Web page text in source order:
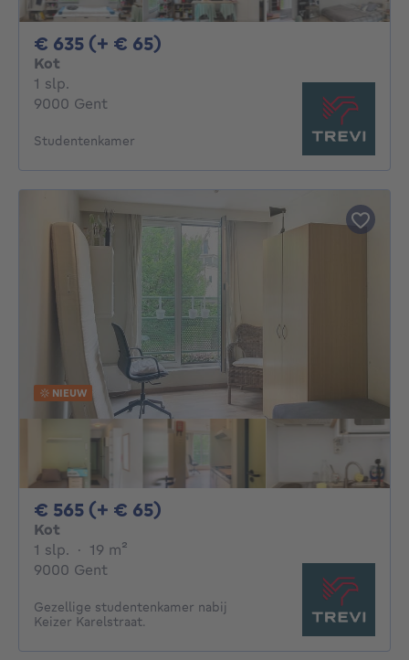
€ 635 (+ € 65)
Kot
1 slp.
9000 Gent
Studentenkamer
NIEUW
€ 565 (+ € 65)
Kot
1 slp. 1 slaapkamer
· 19 m²
9000 Gent
Gezellige studentenkamer nabij
Keizer Karelstraat.